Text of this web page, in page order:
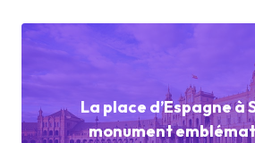
La place d’Espagne à
monument